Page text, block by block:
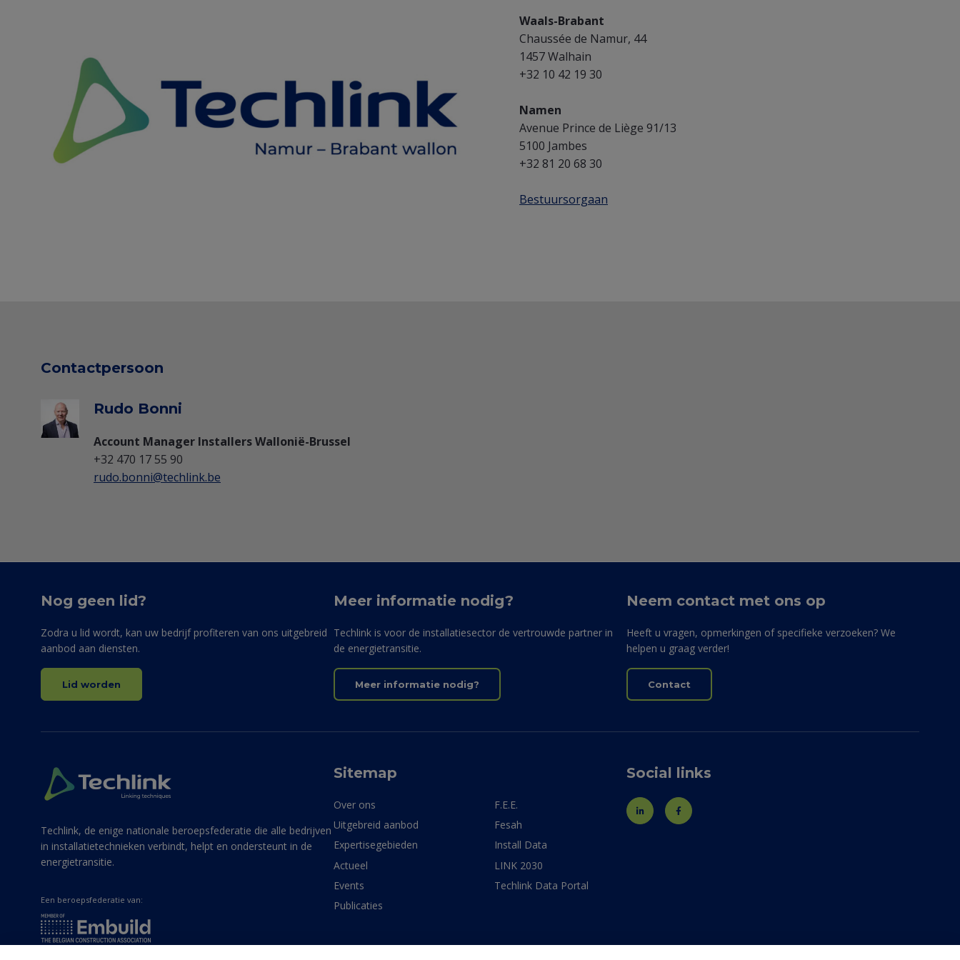
Waals-Brabant
Chaussée de Namur, 44
1457 Walhain
+32 10 42 19 30
Namen
Avenue Prince de Liège 91/13
5100 Jambes
+32 81 20 68 30
Bestuursorgaan
Contactpersoon
Rudo Bonni
Account Manager Installers Wallonië-Brussel
+32 470 17 55 90
rudo.bonni@techlink.be
Nog geen lid?
Zodra u lid wordt, kan uw bedrijf profiteren van ons uitgebreid
aanbod aan diensten.
Lid worden
Meer informatie nodig?
Techlink is voor de installatiesector de vertrouwde partner in
de energietransitie.
Meer informatie nodig?
Neem contact met ons op
Heeft u vragen, opmerkingen of specifieke verzoeken? We
helpen u graag verder!
Contact
Techlink, de enige nationale beroepsfederatie die alle bedrijven
in installatietechnieken verbindt, helpt en ondersteunt in de
energietransitie.
Een beroepsfederatie van:
Sitemap
Over ons
Uitgebreid aanbod
Expertisegebieden
Actueel
Events
Publicaties
F.E.E.
Fesah
Install Data
LINK 2030
Techlink Data Portal
Social links
LinkedInFacebook